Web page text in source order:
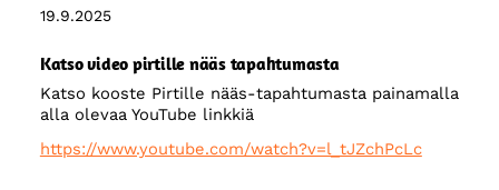
19.9.2025
Katso video pirtille nääs tapahtumasta
Katso kooste Pirtille nääs-tapahtumasta painamalla
alla olevaa YouTube linkkiä
https://www.youtube.com/watch?v=l_tJZchPcLc